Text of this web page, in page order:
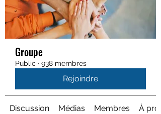
Groupe
Public · 938 membres
Rejoindre
Discussion Médias Membres À